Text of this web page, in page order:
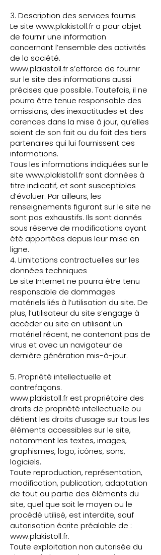
3. Description des services fournis
Le site www.plakistoll.fr a pour objet
de fournir une information
concernant l’ensemble des activités
de la société.
www.plakistoll.fr s’efforce de fournir
sur le site des informations aussi
précises que possible. Toutefois, il ne
pourra être tenue responsable des
omissions, des inexactitudes et des
carences dans la mise à jour, qu’elles
soient de son fait ou du fait des tiers
partenaires qui lui fournissent ces
informations.
Tous les informations indiquées sur le
site www.plakistoll.fr sont données à
titre indicatif, et sont susceptibles
d’évoluer. Par ailleurs, les
renseignements figurant sur le site ne
sont pas exhaustifs. Ils sont donnés
sous réserve de modifications ayant
été apportées depuis leur mise en
ligne.
​4. Limitations contractuelles sur les
données techniques
Le site Internet ne pourra être tenu
responsable de dommages
matériels liés à l’utilisation du site. De
plus, l’utilisateur du site s’engage à
accéder au site en utilisant un
matériel récent, ne contenant pas de
virus et avec un navigateur de
dernière génération mis-à-jour.
5. Propriété intellectuelle et
contrefaçons.
www.plakistoll.fr est propriétaire des
droits de propriété intellectuelle ou
détient les droits d’usage sur tous les
éléments accessibles sur le site,
notamment les textes, images,
graphismes, logo, icônes, sons,
logiciels.
Toute reproduction, représentation,
modification, publication, adaptation
de tout ou partie des éléments du
site, quel que soit le moyen ou le
procédé utilisé, est interdite, sauf
autorisation écrite préalable de :
www.plakistoll.fr.
Toute exploitation non autorisée du